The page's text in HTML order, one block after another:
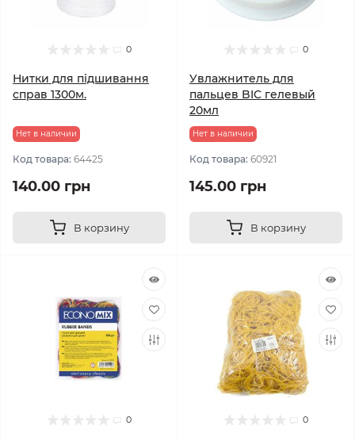
0
Нитки для підшивання
справ 1300м.
Нет в наличии
Код товара: 64425
140.00 грн
В корзину
0
Увлажнитель для
пальцев BIC гелевый
20мл
Нет в наличии
Код товара: 60921
145.00 грн
В корзину
0 0